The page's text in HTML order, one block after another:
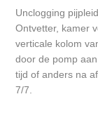
Unclogging
Ontvetter, kamer
verticale kolom
door de pomp
tijd of anders na
7/7.